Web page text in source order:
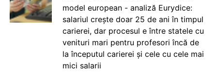
model european - analiză Eurydice:
salariul crește doar 25 de ani în timpul
carierei, dar procesul e între statele cu
venituri mari pentru profesori încă de
la începutul carierei și cele cu cele mai
mici salarii